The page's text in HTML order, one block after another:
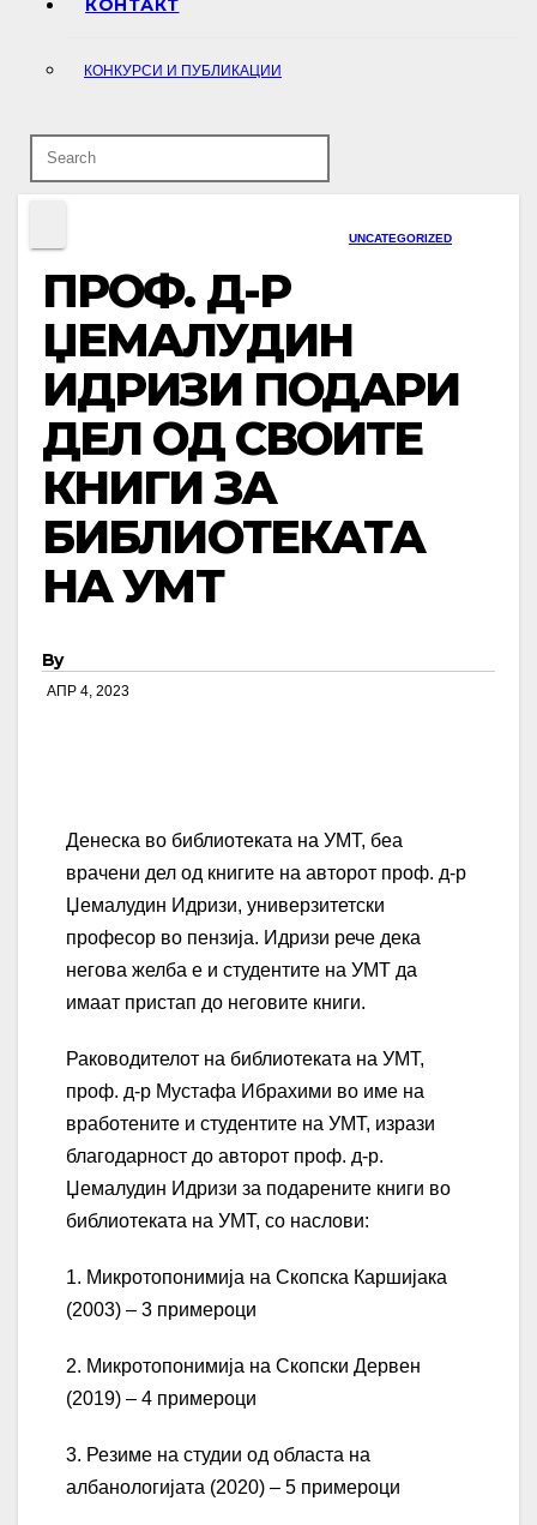
КОНТАКТ
КОНКУРСИ И ПУБЛИКАЦИИ
UNCATEGORIZED
ПРОФ. Д-Р
ЏЕМАЛУДИН
ИДРИЗИ ПОДАРИ
ДЕЛ ОД СВОИТЕ
КНИГИ ЗА
БИБЛИОТЕКАТА
НА УМТ
By
АПР 4, 2023
Денеска во библиотеката на УМТ, беа
врачени дел од книгите на авторот проф. д-р
Џемалудин Идризи, универзитетски
професор во пензија. Идризи рече дека
негова желба е и студентите на УМТ да
имаат пристап до неговите книги.
Раководителот на библиотеката на УМТ,
проф. д-р Мустафа Ибрахими во име на
вработените и студентите на УМТ, изрази
благодарност до авторот проф. д-р.
Џемалудин Идризи за подарените книги во
библиотеката на УМТ, со наслови:
1. Микротопонимија на Скопска Каршијака
(2003) – 3 примероци
2. Микротопонимија на Скопски Дервен
(2019) – 4 примероци
3. Резиме на студии од областа на
албанологијата (2020) – 5 примероци